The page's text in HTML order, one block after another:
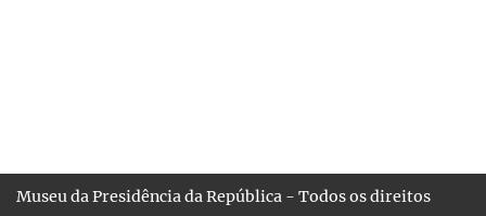
Museu da Presidência da República - Todos os direitos